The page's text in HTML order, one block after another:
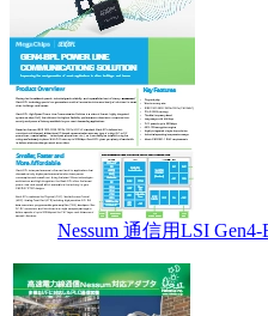
Nessum 通信用LSI Gen4-